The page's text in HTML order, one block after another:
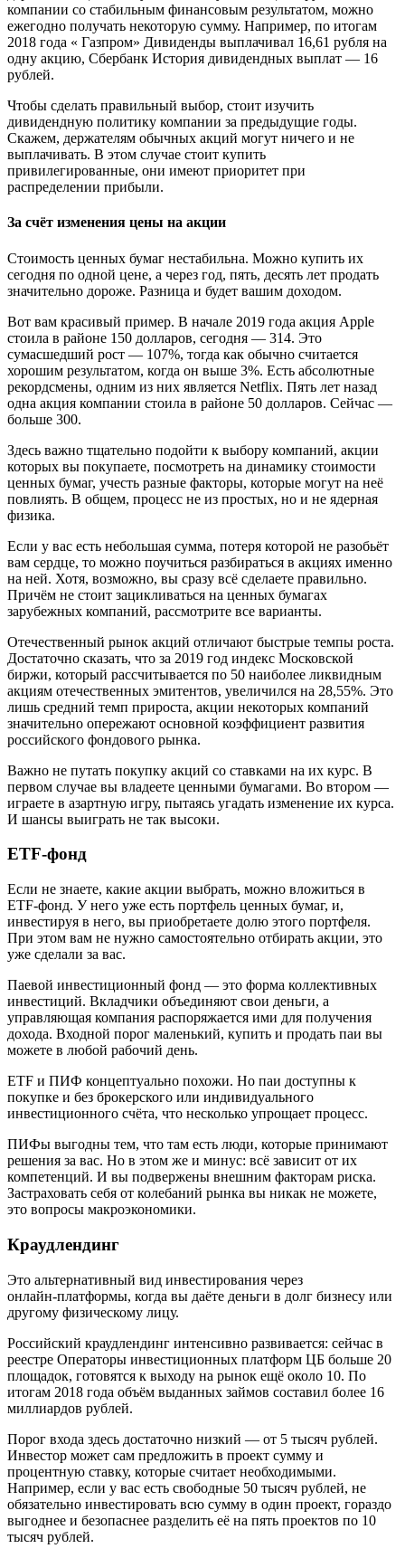
компании со стабильным финансовым результатом, можно
ежегодно получать некоторую сумму. Например, по итогам
2018 года « Газпром» Дивиденды выплачивал 16,61 рубля на
одну акцию, Сбербанк История дивидендных выплат — 16
рублей.
Чтобы сделать правильный выбор, стоит изучить
дивидендную политику компании за предыдущие годы.
Скажем, держателям обычных акций могут ничего и не
выплачивать. В этом случае стоит купить
привилегированные, они имеют приоритет при
распределении прибыли.
За счёт изменения цены на акции
Стоимость ценных бумаг нестабильна. Можно купить их
сегодня по одной цене, а через год, пять, десять лет продать
значительно дороже. Разница и будет вашим доходом.
Вот вам красивый пример. В начале 2019 года акция Apple
стоила в районе 150 долларов, сегодня — 314. Это
сумасшедший рост — 107%, тогда как обычно считается
хорошим результатом, когда он выше 3%. Есть абсолютные
рекордсмены, одним из них является Netflix. Пять лет назад
одна акция компании стоила в районе 50 долларов. Сейчас —
больше 300.
Здесь важно тщательно подойти к выбору компаний, акции
которых вы покупаете, посмотреть на динамику стоимости
ценных бумаг, учесть разные факторы, которые могут на неё
повлиять. В общем, процесс не из простых, но и не ядерная
физика.
Если у вас есть небольшая сумма, потеря которой не разобьёт
вам сердце, то можно поучиться разбираться в акциях именно
на ней. Хотя, возможно, вы сразу всё сделаете правильно.
Причём не стоит зацикливаться на ценных бумагах
зарубежных компаний, рассмотрите все варианты.
Отечественный рынок акций отличают быстрые темпы роста.
Достаточно сказать, что за 2019 год индекс Московской
биржи, который рассчитывается по 50 наиболее ликвидным
акциям отечественных эмитентов, увеличился на 28,55%. Это
лишь средний темп прироста, акции некоторых компаний
значительно опережают основной коэффициент развития
российского фондового рынка.
Важно не путать покупку акций со ставками на их курс. В
первом случае вы владеете ценными бумагами. Во втором —
играете в азартную игру, пытаясь угадать изменение их курса.
И шансы выиграть не так высоки.
ETF‑фонд
Если не знаете, какие акции выбрать, можно вложиться в
ETF‑фонд. У него уже есть портфель ценных бумаг, и,
инвестируя в него, вы приобретаете долю этого портфеля.
При этом вам не нужно самостоятельно отбирать акции, это
уже сделали за вас.
Паевой инвестиционный фонд — это форма коллективных
инвестиций. Вкладчики объединяют свои деньги, а
управляющая компания распоряжается ими для получения
дохода. Входной порог маленький, купить и продать паи вы
можете в любой рабочий день.
ETF и ПИФ концептуально похожи. Но паи доступны к
покупке и без брокерского или индивидуального
инвестиционного счёта, что несколько упрощает процесс.
ПИФы выгодны тем, что там есть люди, которые принимают
решения за вас. Но в этом же и минус: всё зависит от их
компетенций. И вы подвержены внешним факторам риска.
Застраховать себя от колебаний рынка вы никак не можете,
это вопросы макроэкономики.
Краудлендинг
Это альтернативный вид инвестирования через
онлайн‑платформы, когда вы даёте деньги в долг бизнесу или
другому физическому лицу.
Российский краудлендинг интенсивно развивается: сейчас в
реестре Операторы инвестиционных платформ ЦБ больше 20
площадок, готовятся к выходу на рынок ещё около 10. По
итогам 2018 года объём выданных займов составил более 16
миллиардов рублей.
Порог входа здесь достаточно низкий — от 5 тысяч рублей.
Инвестор может сам предложить в проект сумму и
процентную ставку, которые считает необходимыми.
Например, если у вас есть свободные 50 тысяч рублей, не
обязательно инвестировать всю сумму в один проект, гораздо
выгоднее и безопаснее разделить её на пять проектов по 10
тысяч рублей.